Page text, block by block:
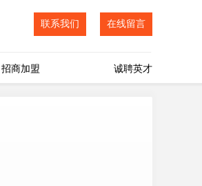
联系我们 在线留言
招商加盟 诚聘英才